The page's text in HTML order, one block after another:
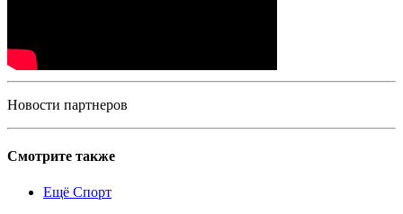
Новости партнеров
Смотрите также
Ещё Спорт